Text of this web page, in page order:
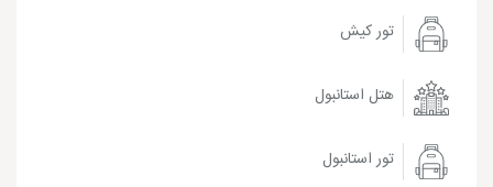
تور کیش
هتل استانبول
تور استانبول